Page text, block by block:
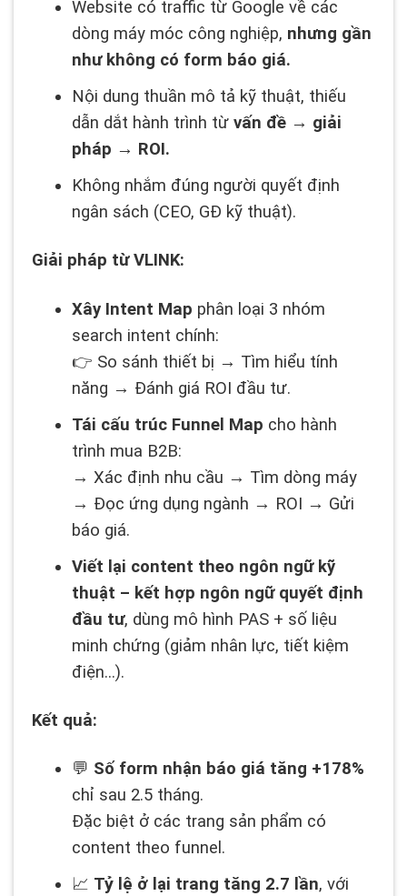
Website có traffic từ Google về các
dòng máy móc công nghiệp, nhưng gần
như không có form báo giá.
Nội dung thuần mô tả kỹ thuật, thiếu
dẫn dắt hành trình từvấn đề → giải
pháp → ROI.
Không nhắm đúng người quyết định
ngân sách (CEO, GĐ kỹ thuật).
Giải pháp từ VLINK:
Xây Intent Map phân loại 3 nhóm
search intent chính:
👉 So sánh thiết bị → Tìm hiểu tính
năng → Đánh giá ROI đầu tư.
Tái cấu trúc Funnel Map cho hành
trình mua B2B:
→ Xác định nhu cầu → Tìm dòng máy
→ Đọc ứng dụng ngành → ROI → Gửi
báo giá.
Viết lại content theo ngôn ngữ kỹ
thuật – kết hợp ngôn ngữ quyết định
đầu tư, dùng mô hình PAS + số liệu
minh chứng (giảm nhân lực, tiết kiệm
điện…).
Kết quả:
💬 Số form nhận báo giá tăng +178%
chỉ sau 2.5 tháng.
Đặc biệt ở các trang sản phẩm có
content theo funnel.
📈 Tỷ lệ ở lại trang tăng 2.7 lần, với